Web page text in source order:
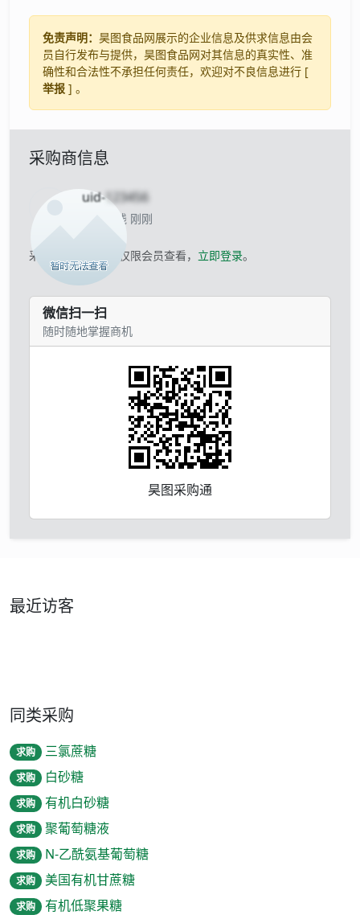
免责声明： 昊图食品网展示的企业信息及供求信息由会
员自行发布与提供，昊图食品网对其信息的真实性、准
确性和合法性不承担任何责任，欢迎对不良信息进行 [
举报 ] 。
采购商信息
uid-123456
当前离线 刚刚
采购商的联系方式仅限会员查看， 立即登录。
微信扫一扫
随时随地掌握商机
昊图采购通
最近访客
同类采购
求购 三氯蔗糖
求购 白砂糖
求购 有机白砂糖
求购 聚葡萄糖液
求购 N-乙酰氨基葡萄糖
求购 美国有机甘蔗糖
求购 有机低聚果糖